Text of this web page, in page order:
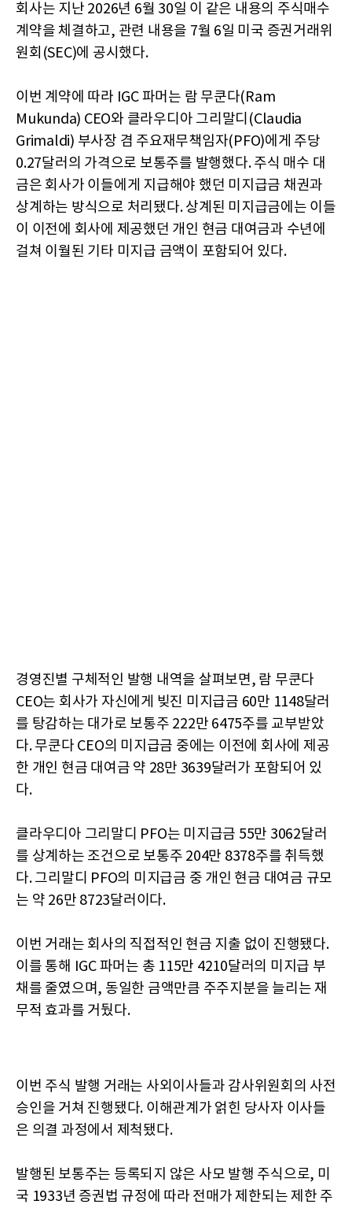
회사는 지난 2026년 6월 30일 이 같은 내용의 주식매수
계약을 체결하고, 관련 내용을 7월 6일 미국 증권거래위
원회(SEC)에 공시했다.
이번 계약에 따라 IGC 파머는 람 무쿤다(Ram
Mukunda) CEO와 클라우디아 그리말디(Claudia
Grimaldi) 부사장 겸 주요재무책임자(PFO)에게 주당
0.27달러의 가격으로 보통주를 발행했다. 주식 매수 대
금은 회사가 이들에게 지급해야 했던 미지급금 채권과
상계하는 방식으로 처리됐다. 상계된 미지급금에는 이들
이 이전에 회사에 제공했던 개인 현금 대여금과 수년에
걸쳐 이월된 기타 미지급 금액이 포함되어 있다.
경영진별 구체적인 발행 내역을 살펴보면, 람 무쿤다
CEO는 회사가 자신에게 빚진 미지급금 60만 1148달러
를 탕감하는 대가로 보통주 222만 6475주를 교부받았
다. 무쿤다 CEO의 미지급금 중에는 이전에 회사에 제공
한 개인 현금 대여금 약 28만 3639달러가 포함되어 있
다.
클라우디아 그리말디 PFO는 미지급금 55만 3062달러
를 상계하는 조건으로 보통주 204만 8378주를 취득했
다. 그리말디 PFO의 미지급금 중 개인 현금 대여금 규모
는 약 26만 8723달러이다.
이번 거래는 회사의 직접적인 현금 지출 없이 진행됐다.
이를 통해 IGC 파머는 총 115만 4210달러의 미지급 부
채를 줄였으며, 동일한 금액만큼 주주지분을 늘리는 재
무적 효과를 거뒀다.
이번 주식 발행 거래는 사외이사들과 감사위원회의 사전
승인을 거쳐 진행됐다. 이해관계가 얽힌 당사자 이사들
은 의결 과정에서 제척됐다.
발행된 보통주는 등록되지 않은 사모 발행 주식으로, 미
국 1933년 증권법 규정에 따라 전매가 제한되는 제한 주